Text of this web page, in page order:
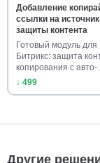
Добавление
ссылки на
защиты контента
Готовый модуль для
Битрикс: защита
копирования с авто-
добавлением…
↓ 499
Другие